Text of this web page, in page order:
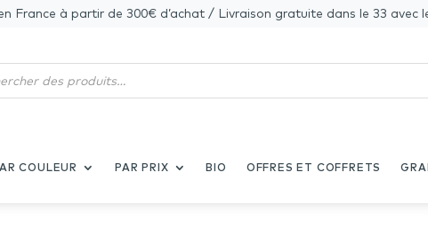
France à partir de 300€ d’achat / Livraison gratuite dans le 33 avec
COULEUR PAR PRIX BIO OFFRES ET COFFRETS